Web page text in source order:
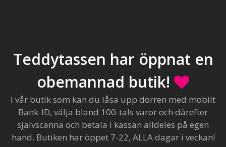
Teddytassen har öppnat en
obemannad butik!
I vår butik som kan du låsa upp dörren med mobilt
Bank-ID, välja bland 100-tals varor och därefter
självscanna och betala i kassan alldeles på egen
hand. Butiken har öppet 7-22, ALLA dagar i veckan!